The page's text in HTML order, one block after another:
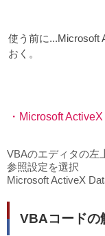
使う前に...Microsoft
おく。
・Microsoft
VBAのエディタの左
参照設定を選択
Microsoft ActiveX
VBAコードの